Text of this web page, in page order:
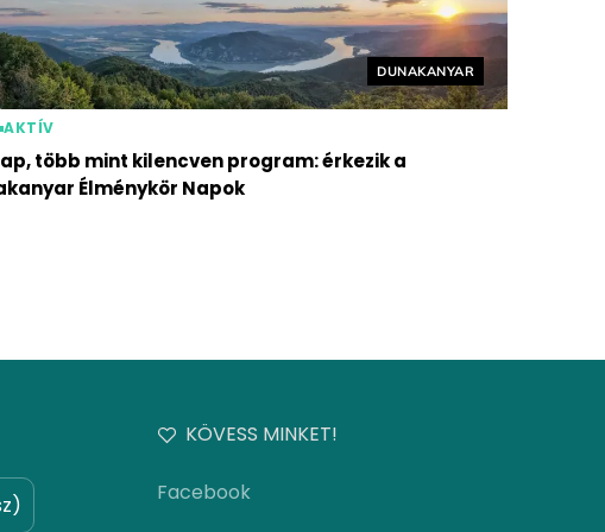
Helyszín címkék:
DUNAKANYAR
AKTÍV
több mint kilencven program: érkezik a
Élménykör Napok
KÖVESS MINKET!
Facebook